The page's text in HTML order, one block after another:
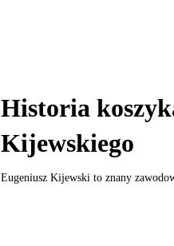
Historia
Kijewskiego
Eugeniusz Kijewski to znany